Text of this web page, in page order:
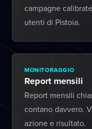
campagne
utenti di Pistoia.
MONITORAGGIO
Report mensili
Report mensili
contano davvero.
azione e risultato.